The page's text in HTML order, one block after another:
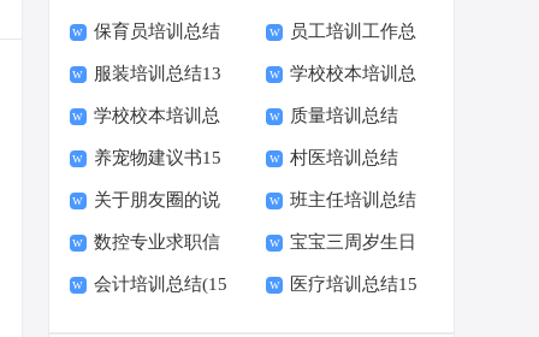
级培训总结 结
保育员培训总结 员工培训工作总
结(集合15篇)
服装培训总结13
篇
学校校本培训总
结15篇
学校校本培训总
结(15篇)
质量培训总结
养宠物建议书15
篇
村医培训总结
关于朋友圈的说
说
班主任培训总结
与感悟
数控专业求职信
【热】
宝宝三周岁生日
祝福语
会计培训总结(15 医疗培训总结15